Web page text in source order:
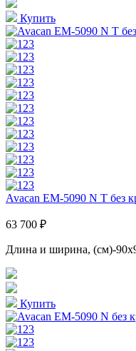
Купить
Avacan EM-5090 N T без
63 700 ₽
Длина и ширина, (см)-
Купить